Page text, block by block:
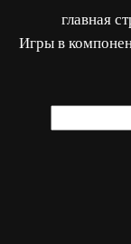
главная
Игры в